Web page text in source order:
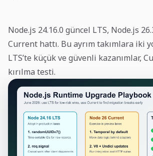
Node.js 24.16.0 güncel LTS, Node.js
Current hattı. Bu ayrım takımlara iki
LTS’te küçük ve güvenli kazanımlar,
kırılma testi.